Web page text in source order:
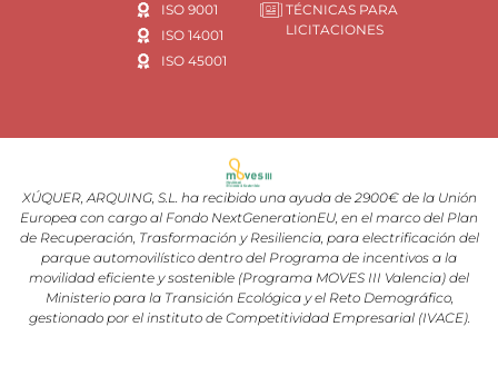
ISO 9001
ISO 14001
ISO 45001
TÉCNICAS PARA
LICITACIONES
XÚQUER, ARQUING, S.L. ha recibido una ayuda de 2900€ de la Unión
Europea con cargo al Fondo NextGenerationEU, en el marco del Plan
de Recuperación, Trasformación y Resiliencia, para electrificación del
parque automovilístico dentro del Programa de incentivos a la
movilidad eficiente y sostenible (Programa MOVES III Valencia) del
Ministerio para la Transición Ecológica y el Reto Demográfico,
gestionado por el instituto de Competitividad Empresarial (IVACE).